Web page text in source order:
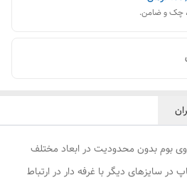
بوم بدون محدودیت در ابعاد مختلف
سایزهای دیگر با غرفه دار در ارتباط